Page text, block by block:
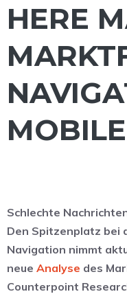
HERE
Schlechte
Den Spitzenplatz bei
Navigation nimmt
neue Analyse des
Counterpoint